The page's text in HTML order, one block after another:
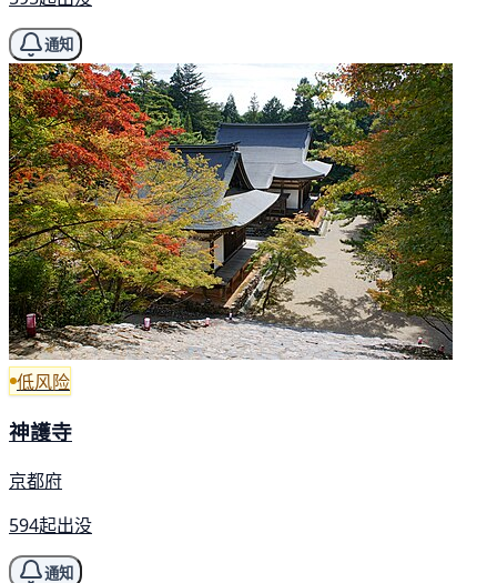
通知
低风险
神護寺
京都府
594起出没
通知